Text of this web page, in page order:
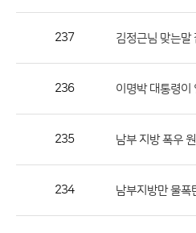
호,
록
237 김정근님 맞는말
236 이명박 대통령이
235 남부 지방 폭우
234 남부지방만 물폭